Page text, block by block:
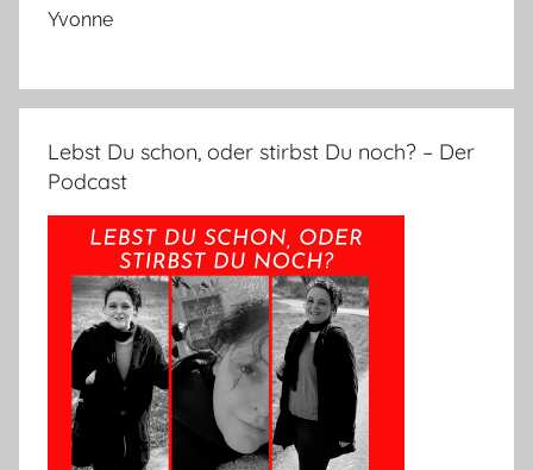
Yvonne
Lebst Du schon, oder stirbst Du noch? – Der
Podcast